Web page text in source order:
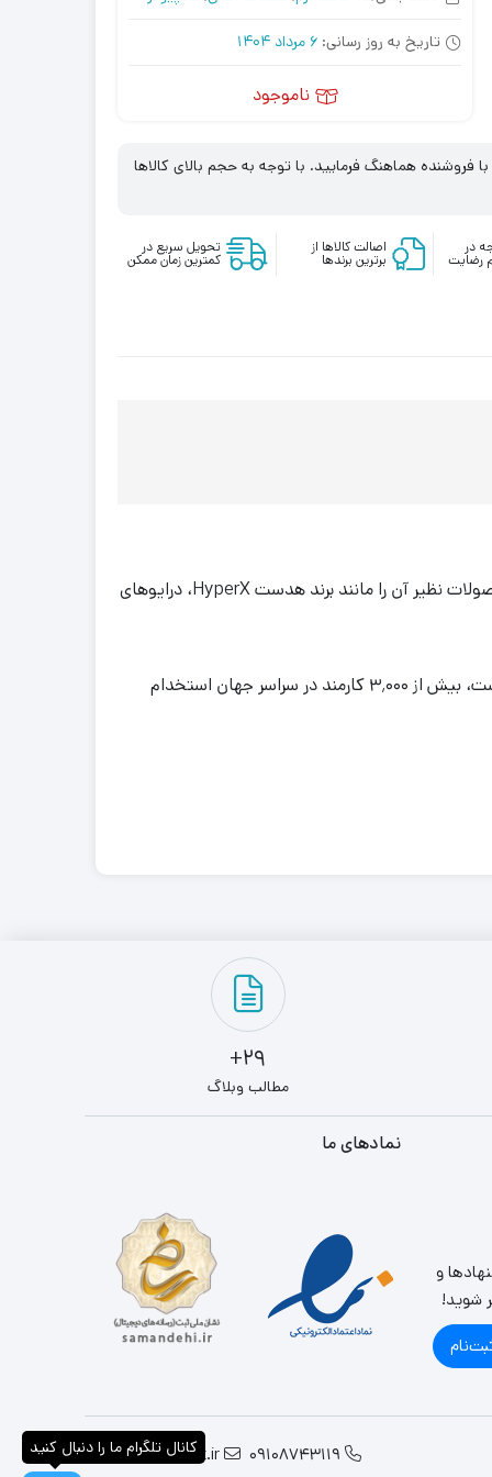
تاریخ به روز رسانی: 6 مرداد 1404
ناموجود
هماهنگ فرمایید. با توجه به حجم بالای کالاها
در
رضایت
اصالت کالاها از
برترین برندها
تحویل سریع در
کمترین زمان ممکن
یک شرکت آمریکایی چندملیتی مرتبط با فناوری رایانه است که محصولاتی همچون فلش مموری و دیگر محصولات نظیر آن را مانند برند هدست HyperX، درایوهای
همچنین پشتیبانی محصولات خود را نیز بر عهده دارد. کینگستون تکنالوجی که مقر آن در فانتین ولی، کالیفرنیا، ایالات متحده است، بیش از ۳٬۰۰۰ کارمند در سراسر جهان استخدام
29+
مطالب وبلاگ
و
شوید!
نمادهای ما
09108743119
info@parslandit.ir
کانال تلگرام ما را دنبال کنید